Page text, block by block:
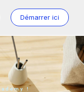
Démarrer ici
!